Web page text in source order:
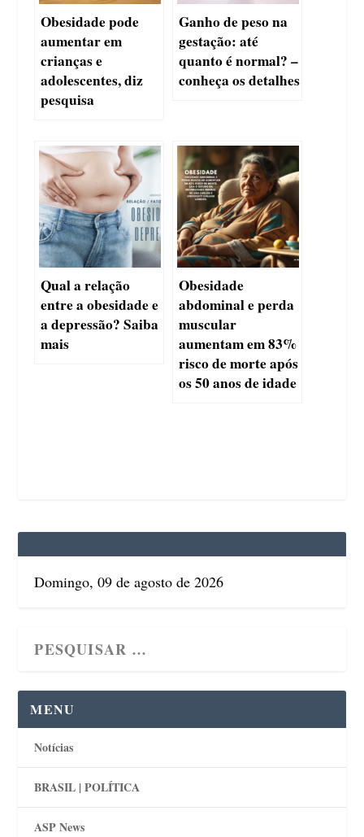
Obesidade pode
aumentar em
crianças e
adolescentes, diz
pesquisa
Ganho de peso na
gestação: até
quanto é normal? –
conheça os detalhes
Qual a relação
entre a obesidade e
a depressão? Saiba
mais
Obesidade
abdominal e perda
muscular
aumentam em 83%
risco de morte após
os 50 anos de idade
Domingo, 09 de agosto de 2026
MENU
Notícias
BRASIL | POLÍTICA
ASP News